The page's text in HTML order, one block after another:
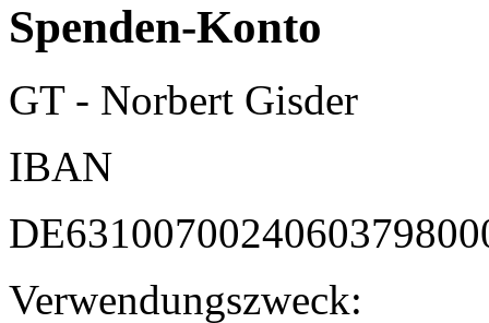
Spenden-Konto
GT - Norbert Gisder
IBAN
Verwendungszweck: